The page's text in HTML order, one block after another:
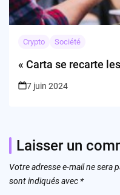
Crypto Société
« Carta se recarte
7 juin 2024
Laisser un
Votre adresse e-mail ne sera
sont indiqués avec *